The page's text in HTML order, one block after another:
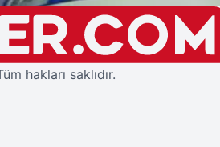
hakları saklıdır.